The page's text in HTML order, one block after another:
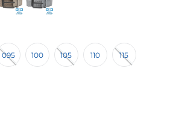
095 100 105 110 115